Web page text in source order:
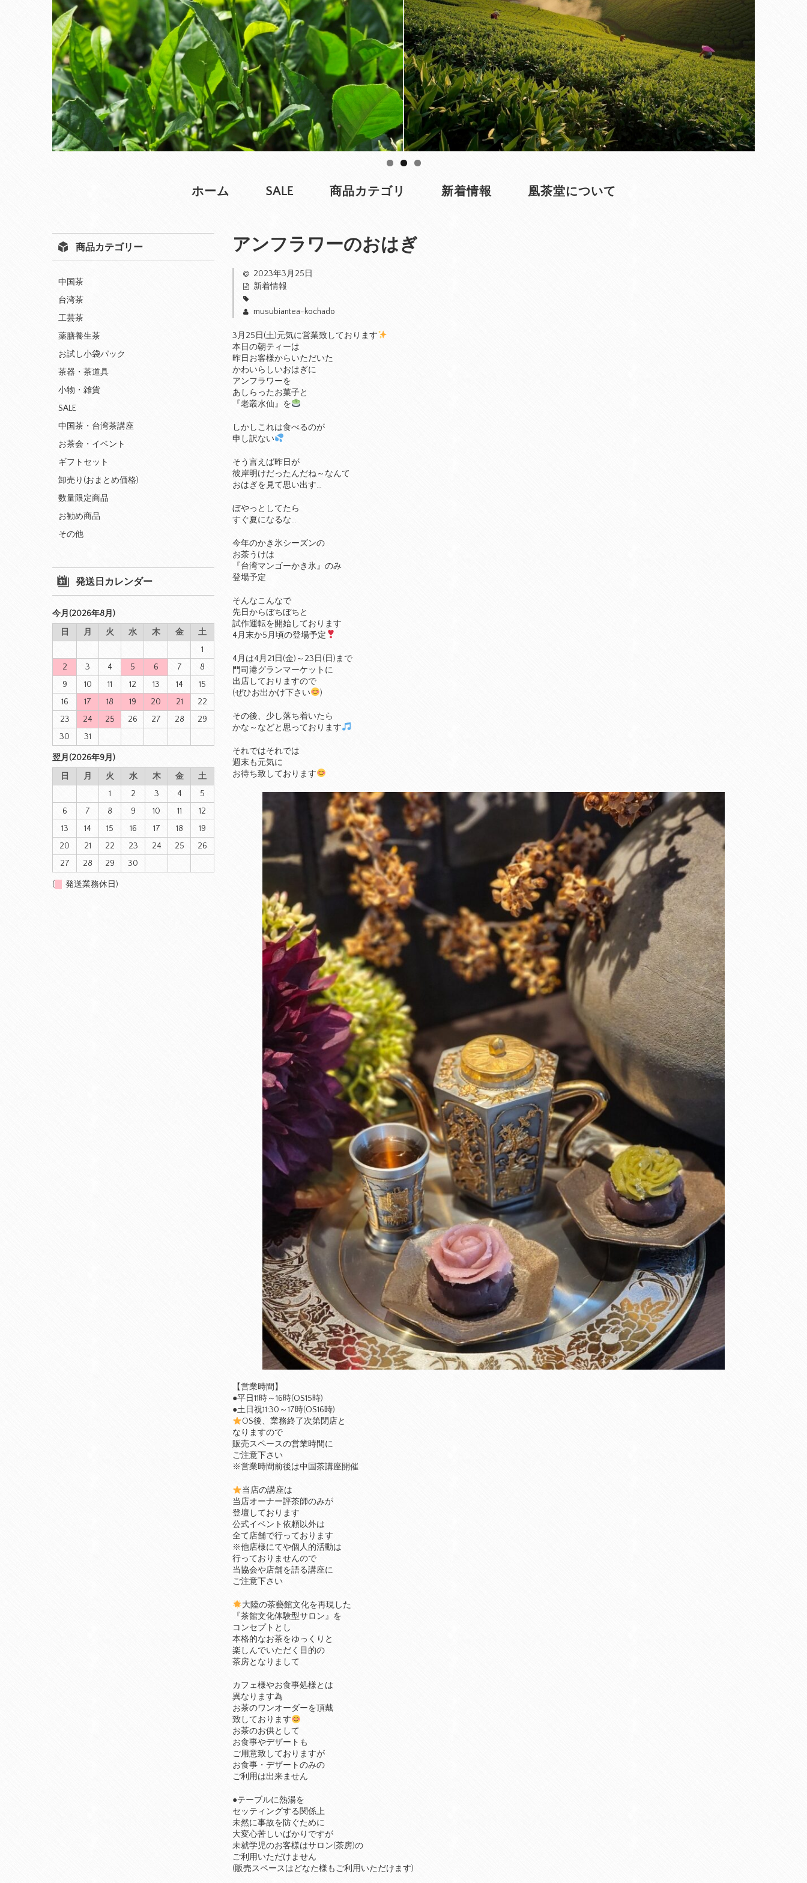
ホーム SALE 商品カテゴリ 新着情報 凰茶堂について
アンフラワーのおはぎ
2023年3月25日
新着情報
musubiantea-kochado
3月25日(土)元気に営業致しております
本日の朝ティーは
昨日お客様からいただいた
かわいらしいおはぎに
アンフラワーを
あしらったお菓子と
『老叢水仙』を
しかしこれは食べるのが
申し訳ない
そう言えば昨日が
彼岸明けだったんだね～なんて
おはぎを見て思い出す…
ぼやっとしてたら
すぐ夏になるな…
今年のかき氷シーズンの
お茶うけは
『台湾マンゴーかき氷』のみ
登場予定
そんなこんなで
先日からぼちぼちと
試作運転を開始しております
4月末か5月頃の登場予定
4月は4月21日(金)～23日(日)まで
門司港グランマーケットに
出店しておりますので
(ぜひお出かけ下さい
)
その後、少し落ち着いたら
かな～などと思っております
それではそれでは
週末も元気に
お待ち致しております
【営業時間】
●平日11時～16時(OS15時)
●土日祝11:30～17時(OS16時)
OS後、業務終了次第閉店と
なりますので
販売スペースの営業時間に
ご注意下さい
※営業時間前後は中国茶講座開催
当店の講座は
当店オーナー評茶師のみが
登壇しております
公式イベント依頼以外は
全て店舗で行っております
※他店様にてや個人的活動は
行っておりませんので
当協会や店舗を語る講座に
ご注意下さい
大陸の茶藝館文化を再現した
『茶館文化体験型サロン』を
コンセプトとし
本格的なお茶をゆっくりと
楽しんでいただく目的の
茶房となりまして
カフェ様やお食事処様とは
異なります為
お茶のワンオーダーを頂戴
致しております
お茶のお供として
お食事やデザートも
ご用意致しておりますが
お食事・デザートのみの
ご利用は出来ません
●テーブルに熱湯を
セッティングする関係上
未然に事故を防ぐために
大変心苦しいばかりですが
未就学児のお客様はサロン(茶房)の
ご利用いただけません
(販売スペースはどなた様もご利用いただけます)
商品カテゴリー
中国茶
台湾茶
工芸茶
薬膳養生茶
お試し小袋パック
茶器・茶道具
小物・雑貨
SALE
中国茶・台湾茶講座
お茶会・イベント
ギフトセット
卸売り(おまとめ価格)
数量限定商品
お勧め商品
その他
発送日カレンダー
今月(2026年8月)
日
月 火 水 木 金
土
1
2
3 4 5 6 7
8
9
10 11 12 13 14
15
16
17 18 19 20 21
22
23
24 25 26 27 28
29
30
31
翌月(2026年9月)
日
月 火 水 木 金
土
1
2 3 4
5
6
7 8 9 10 11
12
13
14 15 16 17 18
19
20
21 22 23 24 25
26
27
28 29 30
( 発送業務休日)